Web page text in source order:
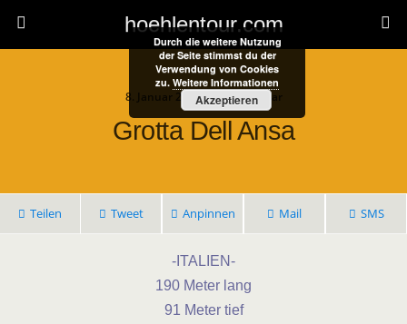
hoehlentour.com
8. Januar 2025 • 1 Kommentar
Grotta Dell Ansa
Teilen Tweet Anpinnen Mail SMS
-ITALIEN-
190 Meter lang
91 Meter tief
Durch die weitere Nutzung
der Seite stimmst du der
Verwendung von Cookies
zu. Weitere Informationen
Akzeptieren